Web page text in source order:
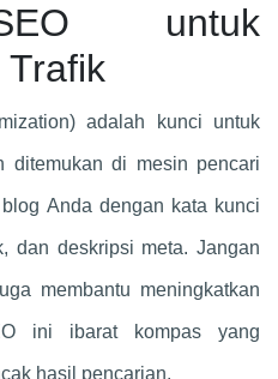
untuk
Trafik
adalah kunci untuk
ditemukan di mesin pencari
Anda dengan kata kunci
dan deskripsi meta. Jangan
membantu meningkatkan
ini ibarat kompas yang
hasil pencarian.